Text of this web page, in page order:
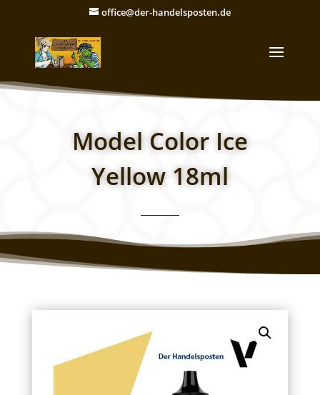
office@der-handelsposten.de
Model Color Ice
Yellow 18ml